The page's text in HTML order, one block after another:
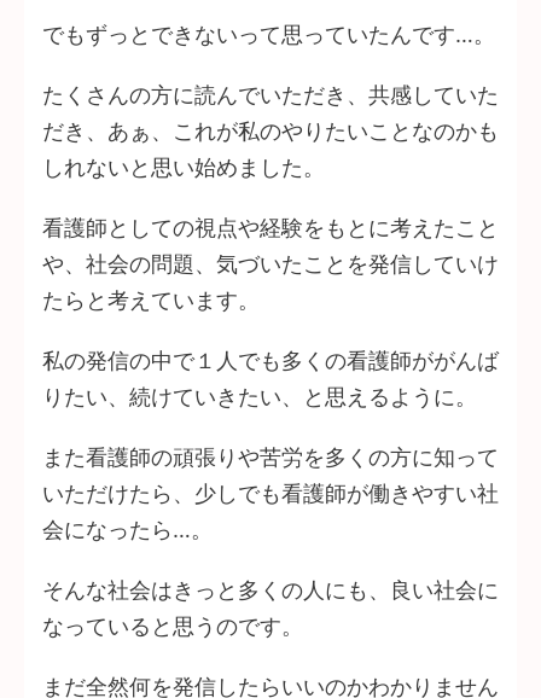
でもずっとできないって思っていたんです…。
たくさんの方に読んでいただき、共感していた
だき、あぁ、これが私のやりたいことなのかも
しれないと思い始めました。
看護師としての視点や経験をもとに考えたこと
や、社会の問題、気づいたことを発信していけ
たらと考えています。
私の発信の中で１人でも多くの看護師ががんば
りたい、続けていきたい、と思えるように。
また看護師の頑張りや苦労を多くの方に知って
いただけたら、少しでも看護師が働きやすい社
会になったら…。
そんな社会はきっと多くの人にも、良い社会に
なっていると思うのです。
まだ全然何を発信したらいいのかわかりません